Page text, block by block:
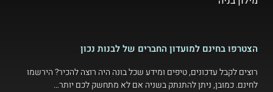
הצטרפו בחינם למועדון החברים של לבנות נכון
רוצים לקבל עדכונים, טיפים ומידע שכל בונה היה רוצה להכיר? הירשמו
לחינם. כמובן, ניתן להתנתק בשניה אם לא מתחשק לכם יותר…